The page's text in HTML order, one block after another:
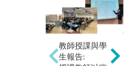
教師授課與學
生報告: